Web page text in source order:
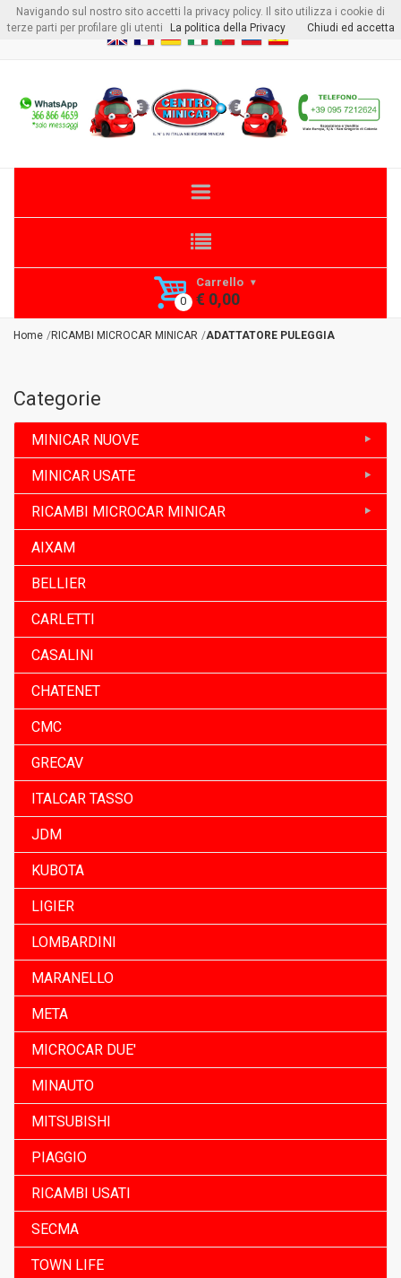
Benvenuto visitoreLogin oRegistrati
Carrello
€ 0,00
Home RICAMBI MICROCAR MINICAR ADATTATORE PULEGGIA
Categorie
MINICAR NUOVE
MINICAR USATE
RICAMBI MICROCAR MINICAR
AIXAM
BELLIER
CARLETTI
CASALINI
CHATENET
CMC
GRECAV
ITALCAR TASSO
JDM
KUBOTA
LIGIER
LOMBARDINI
MARANELLO
META
MICROCAR DUE'
MINAUTO
MITSUBISHI
PIAGGIO
RICAMBI USATI
SECMA
TOWN LIFE
Navigando sul nostro sito accetti la privacy policy. Il sito utilizza i cookie di
terze parti per profilare gli utenti
La politica della Privacy Chiudi ed accetta